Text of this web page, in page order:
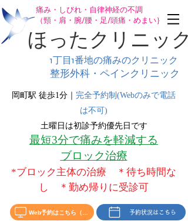
痛み・しびれ・自律神経の不調
（頸・肩・腕/腰・足/頭痛・めまい｝
ほったクリニック
1丁目1番地の痛みのクリニック
整形外科・ペインクリニック
岡町駅 徒歩1分｜ 完全予約制(Webのみで電話
は不可)
土曜日は初診予約優先日です
最短3分で痛みを軽減する
ブロック治療
*ブロック主体の治療 ＊待ち時間な
し ＊勤め帰りに受診可
予約状況はこちら